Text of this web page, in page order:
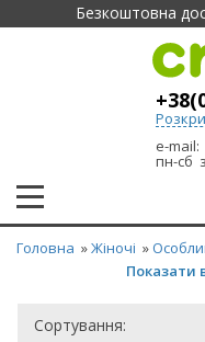
Безкоштовна
e-mail:
пн-сб
Головна »Жіночі »
Показати
Сортування: